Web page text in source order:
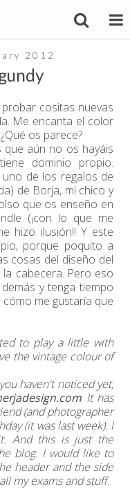
2012
cositas nuevas
Me encanta el color
os parece?
aún no os hayáis
dominio propio.
de los regalos de
de Borja, mi chico y
que os enseño en
(¡con lo que me
hizo ilusión!! Y este
porque poquito a
cosas del diseño del
cabecera. Pero eso
y tenga tiempo
me gustaría que
to play a little with
the vintage colour of
haven't noticed yet,
It has
(and photographer
(it was last week). I
And this is just the
blog. I would like to
header and the side
my exams and stuff.